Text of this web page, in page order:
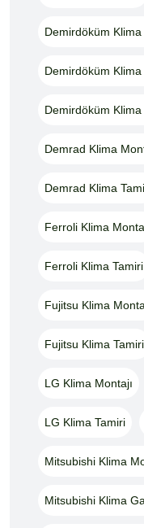
Demirdöküm Klima
Demirdöküm Klima
Demirdöküm Klima
Demrad Klima
Demrad Klima
Ferroli Klima
Ferroli Klima Tamiri
Fujitsu Klima
Fujitsu Klima Tamiri
LG Klima Montajı
LG Klima Tamiri
Mitsubishi Klima
Mitsubishi Klima